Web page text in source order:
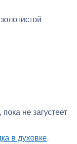
не загустеет
в духовке.